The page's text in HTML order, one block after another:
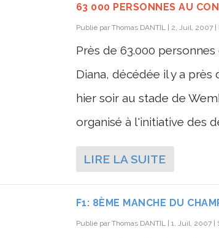
63 000 PERSONNES AU
Publié par Thomas DANTIL| 2, Juil, 2007|
Près de 63.000
Diana, décédée il y a
hier soir au stade de
organisé à l'initiative des
LIRE LA SUITE
F1: 8ÈME MANCHE DU
Publié par Thomas DANTIL| 1, Juil, 2007|